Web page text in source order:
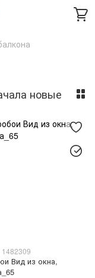
новые
1482309
Вид из окна,